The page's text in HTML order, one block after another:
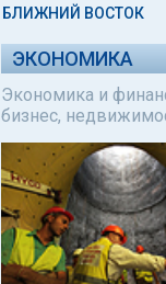
БЛИЖНИЙ ВОСТОК
ЭКОНОМИКА
Экономика и
бизнес,